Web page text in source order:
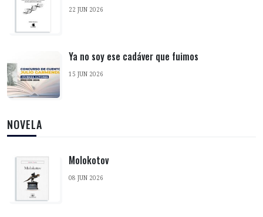
22 JUN 2026
Ya no soy ese cadáver que fuimos
15 JUN 2026
NOVELA
Molokotov
08 JUN 2026